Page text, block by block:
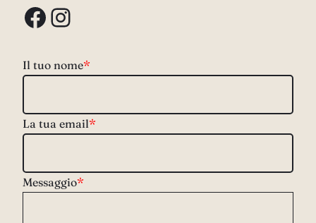
Facebook
Instagram
Il tuo nome*
La tua email*
Messaggio*